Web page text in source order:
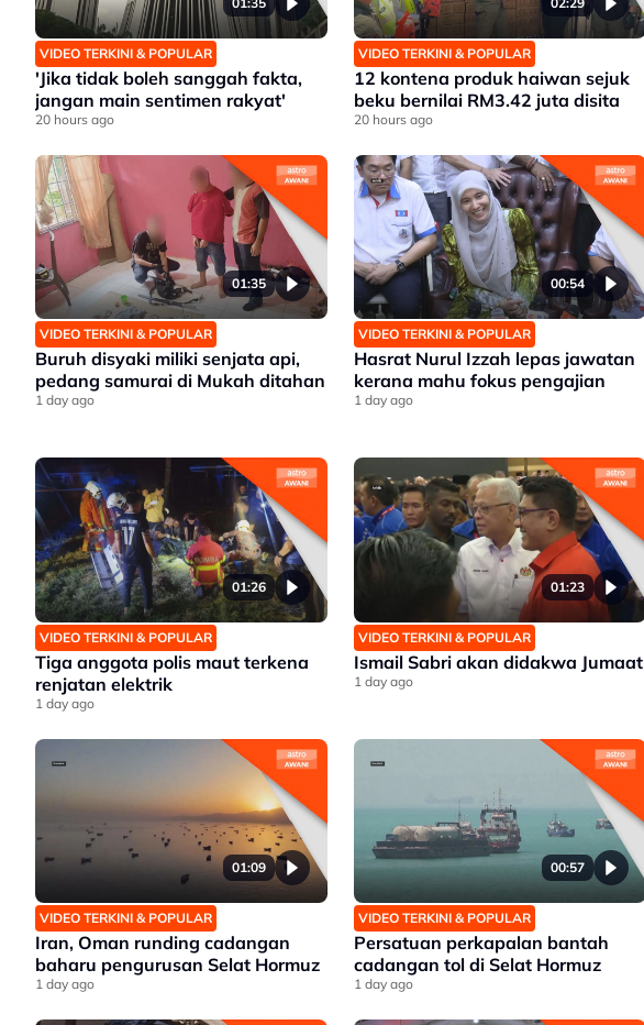
VIDEO TERKINI & POPULAR
'Jika tidak boleh sanggah fakta,
jangan main sentimen rakyat'
20 hours ago
VIDEO TERKINI & POPULAR
12 kontena produk haiwan sejuk
beku bernilai RM3.42 juta disita
20 hours ago
01:35
VIDEO TERKINI & POPULAR
Buruh disyaki miliki senjata api,
pedang samurai di Mukah ditahan
1 day ago
00:54
VIDEO TERKINI & POPULAR
Hasrat Nurul Izzah lepas jawatan
kerana mahu fokus pengajian
1 day ago
01:26
VIDEO TERKINI & POPULAR
Tiga anggota polis maut terkena
renjatan elektrik
1 day ago
01:23
VIDEO TERKINI & POPULAR
Ismail Sabri akan didakwa Jumaat
1 day ago
01:09
VIDEO TERKINI & POPULAR
Iran, Oman runding cadangan
baharu pengurusan Selat Hormuz
1 day ago
00:57
VIDEO TERKINI & POPULAR
Persatuan perkapalan bantah
cadangan tol di Selat Hormuz
1 day ago